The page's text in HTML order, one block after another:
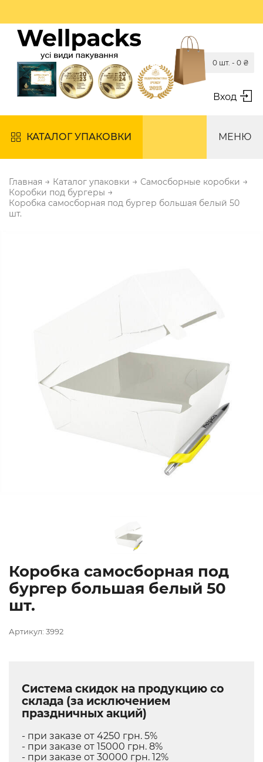
Вход
0 шт. - 0 ₴
КАТАЛОГ УПАКОВКИ МЕНЮ
Главная → Каталог упаковки → Самосборные коробки →
Коробки под бургеры →
Коробка самосборная под бургер большая белый 50
шт.
Коробка самосборная под
бургер большая белый 50
шт.
Артикул: 3992
Система скидок на продукцию со
склада (за исключением
праздничных акций)
- при заказе от 4250 грн. 5%
- при заказе от 15000 грн. 8%
- при заказе от 30000 грн. 12%